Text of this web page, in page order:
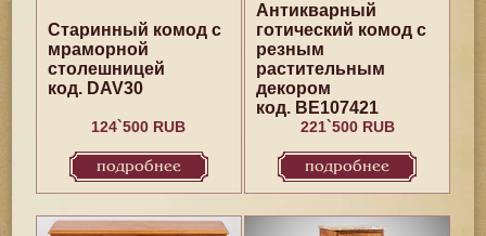
Старинный комод с
мраморной
столешницей
код. DAV30
124`500 RUB
подробнее
Антикварный
готический комод с
резным
растительным
декором
код. BE107421
221`500 RUB
подробнее